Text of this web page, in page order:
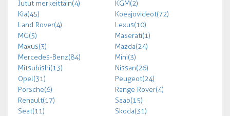
Jutut merkeittäin (4)
KGM (2)
Kia (45)
Koeajovideot (72)
Land Rover (4)
Lexus (10)
MG (5)
Maserati (1)
Maxus (3)
Mazda (24)
Mercedes-Benz (84)
Mini (3)
Mitsubishi (13)
Nissan (26)
Opel (31)
Peugeot (24)
Porsche (6)
Range Rover (4)
Renault (17)
Saab (15)
Seat (11)
Skoda (31)